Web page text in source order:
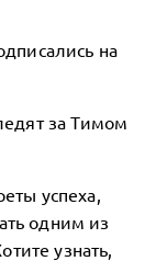
на
за Тимом
успеха,
одним из
узнать,